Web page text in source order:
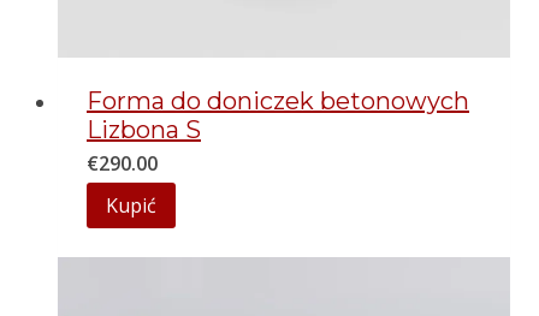
Forma do doniczek betonowych
Lizbona S
€290.00
Kupić